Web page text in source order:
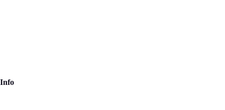
Info